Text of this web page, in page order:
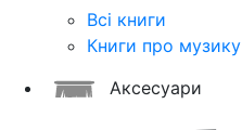
Всі книги
Книги про музику
Аксесуари